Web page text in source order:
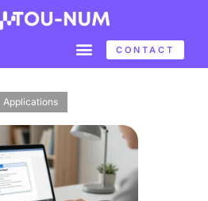
CONTACT
Applications